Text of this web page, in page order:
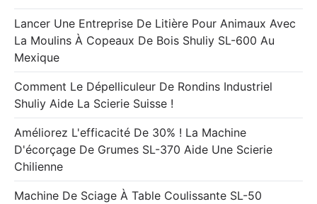
Lancer Une Entreprise De Litière Pour Animaux Avec
La Moulins À Copeaux De Bois Shuliy SL-600 Au
Mexique
Comment Le Dépelliculeur De Rondins Industriel
Shuliy Aide La Scierie Suisse !
Améliorez L'efficacité De 30% ! La Machine
D'écorçage De Grumes SL-370 Aide Une Scierie
Chilienne
Machine De Sciage À Table Coulissante SL-50